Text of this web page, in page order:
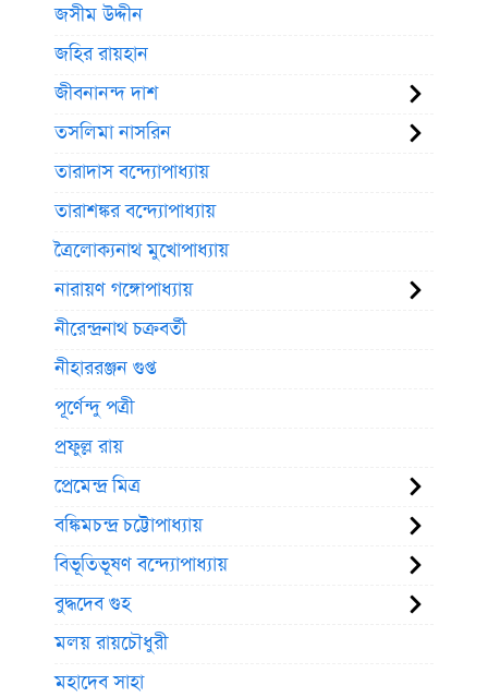
জসীম উদ্দীন
জহির রায়হান
জীবনানন্দ দাশ
তসলিমা নাসরিন
তারাদাস বন্দ্যোপাধ্যায়
তারাশঙ্কর বন্দ্যোপাধ্যায়
ত্রৈলোক্যনাথ মুখোপাধ্যায়
নারায়ণ গঙ্গোপাধ্যায়
নীরেন্দ্রনাথ চক্রবর্তী
নীহাররঞ্জন গুপ্ত
পূর্ণেন্দু পত্রী
প্রফুল্ল রায়
প্রেমেন্দ্র মিত্র
বঙ্কিমচন্দ্র চট্টোপাধ্যায়
বিভূতিভূষণ বন্দ্যোপাধ্যায়
বুদ্ধদেব গুহ
মলয় রায়চৌধুরী
মহাদেব সাহা